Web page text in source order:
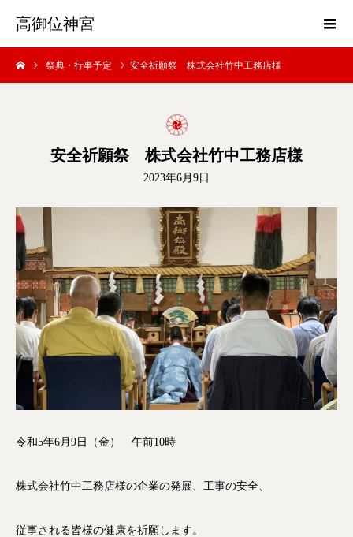
高御位神宮
祭典・行事予定 安全祈願祭 株式会社竹中工務店様
安全祈願祭 株式会社竹中工務店様
2023年6月9日
令和5年6月9日（金） 午前10時
株式会社竹中工務店様の企業の発展、工事の安全、
従事される皆様の健康を祈願します。